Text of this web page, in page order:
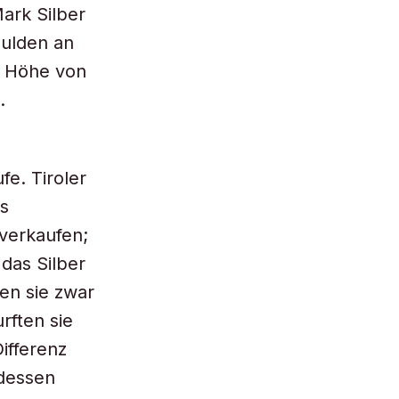
Silber
an
von
Tiroler
Silber
sie zwar
sie